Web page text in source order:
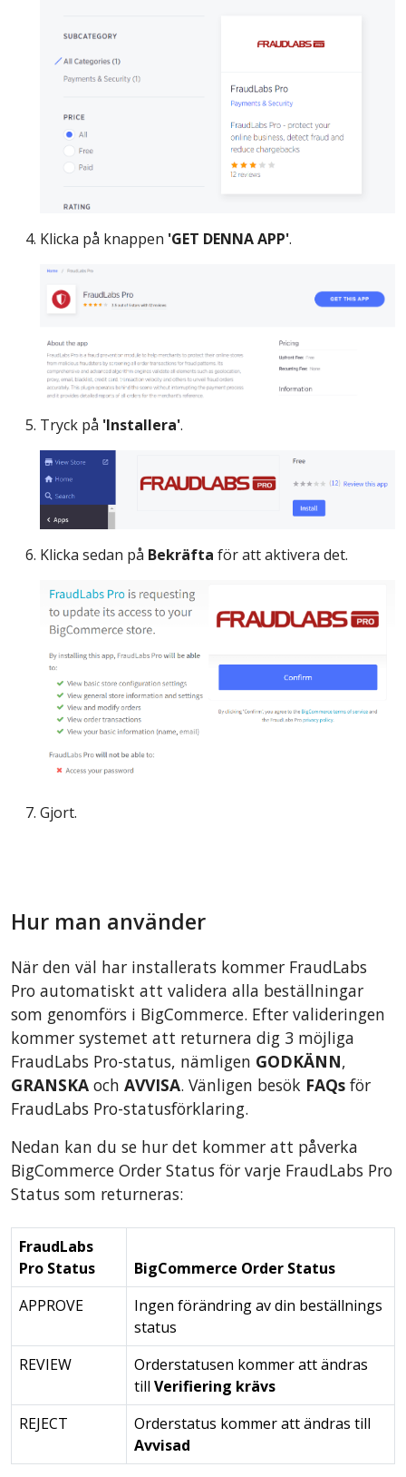
Klicka på knappen 'GET DENNA APP'.
Tryck på 'Installera'.
Klicka sedan på Bekräfta för att aktivera det.
Gjort.
Hur man använder
När den väl har installerats kommer FraudLabs
Pro automatiskt att validera alla beställningar
som genomförs i BigCommerce. Efter valideringen
kommer systemet att returnera dig 3 möjliga
FraudLabs Pro-status, nämligen GODKÄNN,
GRANSKA och AVVISA. Vänligen besök FAQs för
FraudLabs Pro-statusförklaring.
Nedan kan du se hur det kommer att påverka
BigCommerce Order Status för varje FraudLabs Pro
Status som returneras:
FraudLabs
Pro Status
BigCommerce Order Status
APPROVE
Ingen förändring av din beställnings
status
REVIEW
Orderstatusen kommer att ändras
till Verifiering krävs
REJECT
Orderstatus kommer att ändras till
Avvisad